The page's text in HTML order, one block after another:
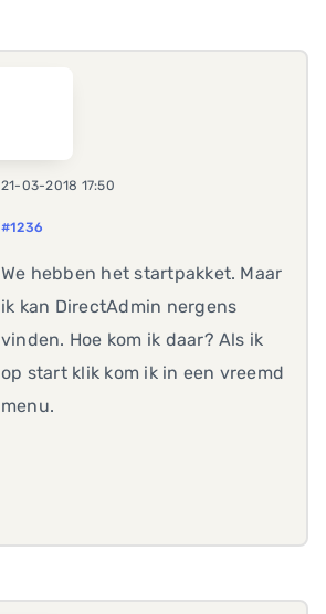
21-03-2018 17:50
#1236
We hebben het startpakket. Maar
ik kan DirectAdmin nergens
vinden. Hoe kom ik daar? Als ik
op start klik kom ik in een vreemd
menu.